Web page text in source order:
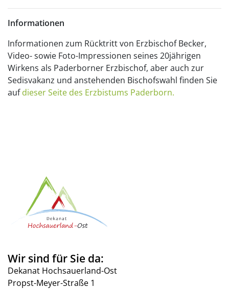
Informationen
Informationen zum Rücktritt von Erzbischof Becker,
Video- sowie Foto-Impressionen seines 20jährigen
Wirkens als Paderborner Erzbischof, aber auch zur
Sedisvakanz und anstehenden Bischofswahl finden Sie
aufdieser Seite des Erzbistums Paderborn.
Wir sind für Sie da:
Dekanat Hochsauerland-Ost
Propst-Meyer-Straße 1